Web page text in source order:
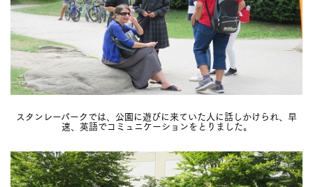
スタンレーパークでは、公園に遊びに来ていた人に話しかけられ、早
速、英語でコミュニケーションをとりました。